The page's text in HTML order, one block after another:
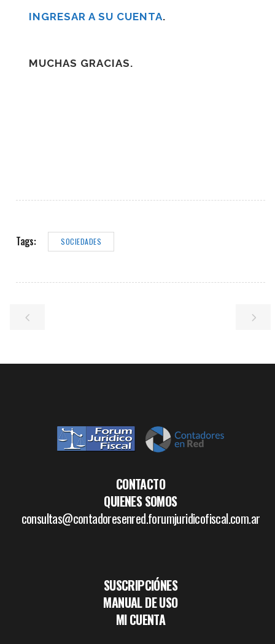
INGRESAR A SU CUENTA.
MUCHAS GRACIAS.
Tags: SOCIEDADES
CONTACTO
QUIENES SOMOS
consultas@contadoresenred.forumjuridicofiscal.com.ar
SUSCRIPCIÓNES
MANUAL DE USO
MI CUENTA